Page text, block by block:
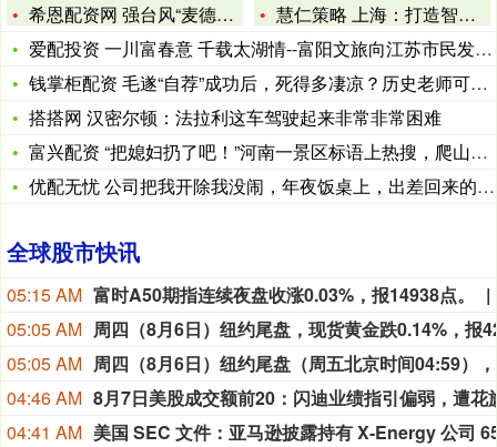
希恩配资网 强台风“麦德姆”已登陆 海浪、风暴潮预警降级
慧仁策略 上海：打造智算服务器终端产业集群，提升万卡集群系统
爱配投资 一川富春意 千载太湖情--富阳文旅向江苏市民发出一
钱掌柜配资 毛遂“自荐”成功后，死得多凄凉？历史老师可不会告
搭搭网 汉密尔顿：法拉利这车驾驶起来非常非常困难
富兴配资 “把媳妇扔了吧！”河南一景区标语上热搜，爬山竟叫人
优配无忧 公司把我开除我没闹，年夜饭桌上，出差回来的老板疯狂
全球股市快讯
05:15 AM 富时A50期指连续夜盘收涨0.03%，报14938点。
05:05 AM
05:05 AM
04:46 AM
04:41 AM